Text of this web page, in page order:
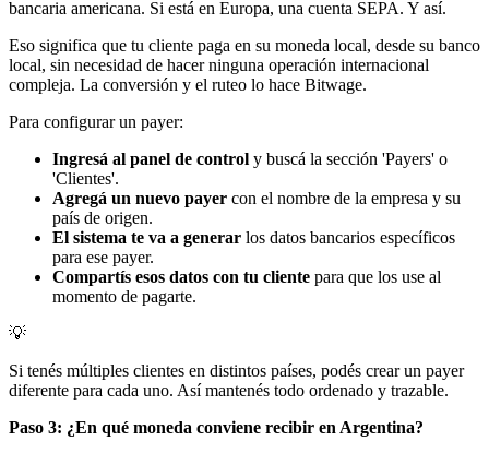
bancaria americana. Si está en Europa, una cuenta SEPA. Y así.
Eso significa que tu cliente paga en su moneda local, desde su banco
local, sin necesidad de hacer ninguna operación internacional
compleja. La conversión y el ruteo lo hace Bitwage.
Para configurar un payer:
Ingresá al panel de control y buscá la sección 'Payers' o
'Clientes'.
Agregá un nuevo payer con el nombre de la empresa y su
país de origen.
El sistema te va a generar los datos bancarios específicos
para ese payer.
Compartís esos datos con tu cliente para que los use al
momento de pagarte.
💡
Si tenés múltiples clientes en distintos países, podés crear un payer
diferente para cada uno. Así mantenés todo ordenado y trazable.
Paso 3: ¿En qué moneda conviene recibir en Argentina?